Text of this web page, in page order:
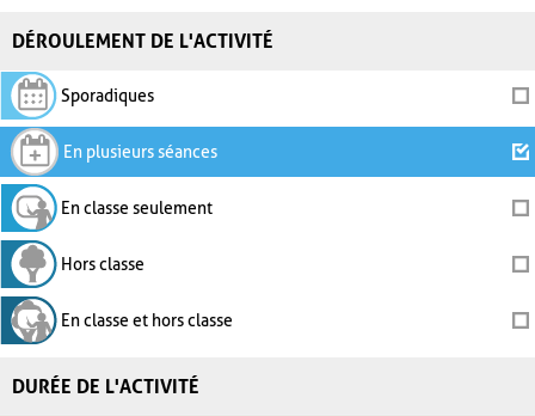
DÉROULEMENT DE L'ACTIVITÉ
Sporadiques
En plusieurs séances
En classe seulement
Hors classe
En classe et hors classe
DURÉE DE L'ACTIVITÉ